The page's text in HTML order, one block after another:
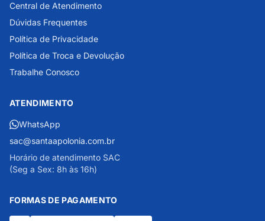
Central de Atendimento
Dúvidas Frequentes
Política de Privacidade
Política de Troca e Devolução
Trabalhe Conosco
ATENDIMENTO
WhatsApp
sac@santaapolonia.com.br
Horário de atendimento SAC
(Seg a Sex: 8h às 16h)
FORMAS DE PAGAMENTO